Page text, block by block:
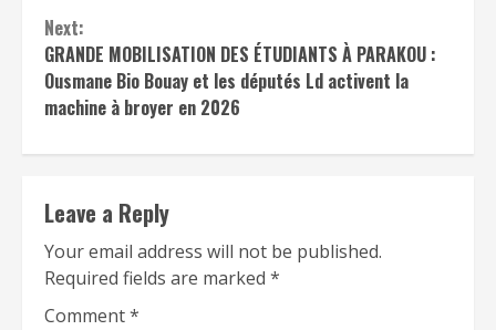
Next:
GRANDE MOBILISATION DES ÉTUDIANTS À PARAKOU :
Ousmane Bio Bouay et les députés Ld activent la
machine à broyer en 2026
Leave a Reply
Your email address will not be published.
Required fields are marked *
Comment*